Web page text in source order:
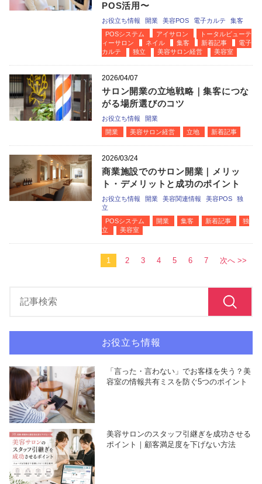
POS活用〜
お役立ち情報 開業 美容POS 電子カルテ
集客
POSシステム
アイサロン
トータルビューテ
ィーサロン
ネイル 集客 新着記事
電子
カルテ
独立 美容サロン経営 美容室
2026/04/07
サロン開業の立地戦略｜集客につな
がる場所選びのコツ
お役立ち情報
開業
開業
美容サロン経営 立地 新着記事
2026/03/24
商業施設でのサロン開業｜メリッ
ト・デメリットと成功のポイント
お役立ち情報 開業 美容関連情報 美容POS
独
立
POSシステム
開業 集客 新着記事
独
立
美容室
1 2 3 4 5 6 7 次へ >>
お役立ち情報
「言った・言わない」でお客様を失う？美
容室の情報共有ミスを防ぐ5つのポイント
美容サロンのスタッフ引継ぎを成功させる
ポイント｜顧客満足度を下げない方法